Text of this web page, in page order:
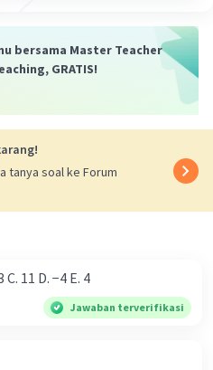
bersama Master Teacher
GRATIS!
tanya soal ke Forum
A. 3 B. −3 C. 11 D. −4 E. 4
Jawaban terverifikasi